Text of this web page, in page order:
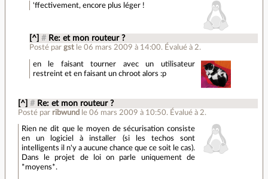
'ffectivement, encore plus léger !
[^] # Re: et mon routeur ?
Posté par gst le 06 mars 2009 à 14:00.Évalué à 2.
en le faisant tourner avec un utilisateur
restreint et en faisant un chroot alors :p
[^] # Re: et mon routeur ?
Posté par ribwund le 06 mars 2009 à 10:50. Évalué à 2.
Rien ne dit que le moyen de sécurisation consiste
en un logiciel à installer (si les techos sont
intelligents il n'y a aucune chance que ce soit le cas).
Dans le projet de loi on parle uniquement de
*moyens*.